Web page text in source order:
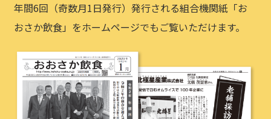
年間6回（奇数月1日発行）発行される組合機関紙「お
おさか飲食」をホームページでもご覧いただけます。